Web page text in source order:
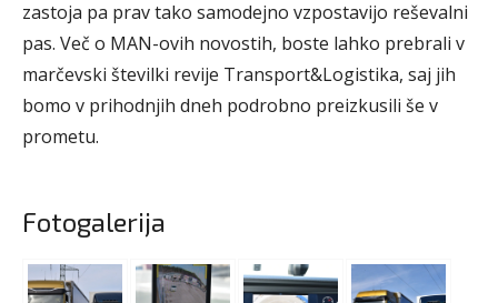
zastoja pa prav tako samodejno vzpostavijo reševalni
pas. Več o MAN-ovih novostih, boste lahko prebrali v
marčevski številki revije Transport&Logistika, saj jih
bomo v prihodnjih dneh podrobno preizkusili še v
prometu.
Fotogalerija